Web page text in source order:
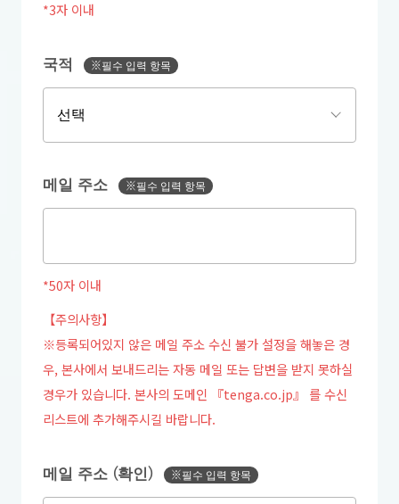
*3자 이내
국적 ※필수 입력 항목
메일 주소 ※필수 입력 항목
*50자 이내
【주의사항】
※등록되어있지 않은 메일 주소 수신 불가 설정을 해놓은 경
우, 본사에서 보내드리는 자동 메일 또는 답변을 받지 못하실
경우가 있습니다. 본사의 도메인 『tenga.co.jp』 를 수신
리스트에 추가해주시길 바랍니다.
메일 주소 (확인) ※필수 입력 항목